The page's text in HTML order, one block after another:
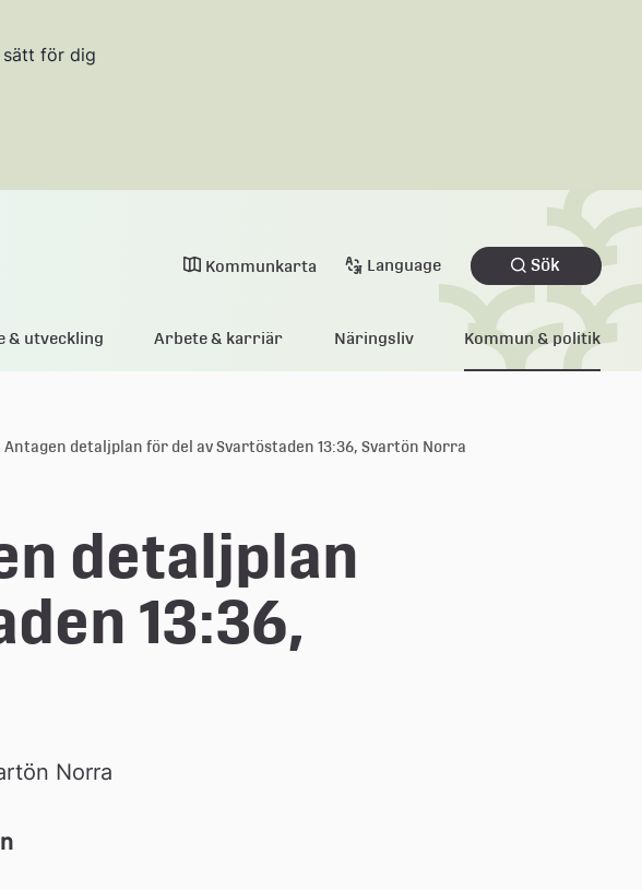
sätt för dig
Kommunkarta Language Sök
& utveckling Arbete & karriär Näringsliv Kommun & politik
Antagen detaljplan för del av Svartöstaden 13:36, Svartön Norra
detaljplan
13:36,
Norra